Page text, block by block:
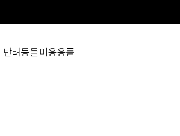
반려동물미용용품